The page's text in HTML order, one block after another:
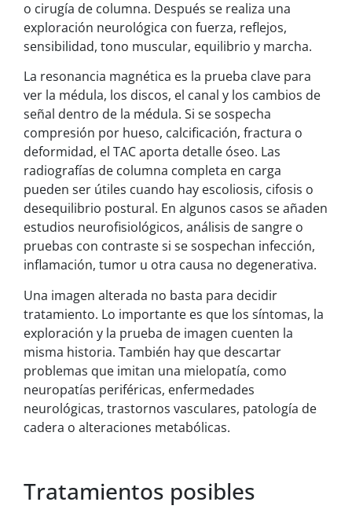
o cirugía de columna. Después se realiza una
exploración neurológica con fuerza, reflejos,
sensibilidad, tono muscular, equilibrio y marcha.
La resonancia magnética es la prueba clave para
ver la médula, los discos, el canal y los cambios de
señal dentro de la médula. Si se sospecha
compresión por hueso, calcificación, fractura o
deformidad, el TAC aporta detalle óseo. Las
radiografías de columna completa en carga
pueden ser útiles cuando hay escoliosis, cifosis o
desequilibrio postural. En algunos casos se añaden
estudios neurofisiológicos, análisis de sangre o
pruebas con contraste si se sospechan infección,
inflamación, tumor u otra causa no degenerativa.
Una imagen alterada no basta para decidir
tratamiento. Lo importante es que los síntomas, la
exploración y la prueba de imagen cuenten la
misma historia. También hay que descartar
problemas que imitan una mielopatía, como
neuropatías periféricas, enfermedades
neurológicas, trastornos vasculares, patología de
cadera o alteraciones metabólicas.
Tratamientos posibles